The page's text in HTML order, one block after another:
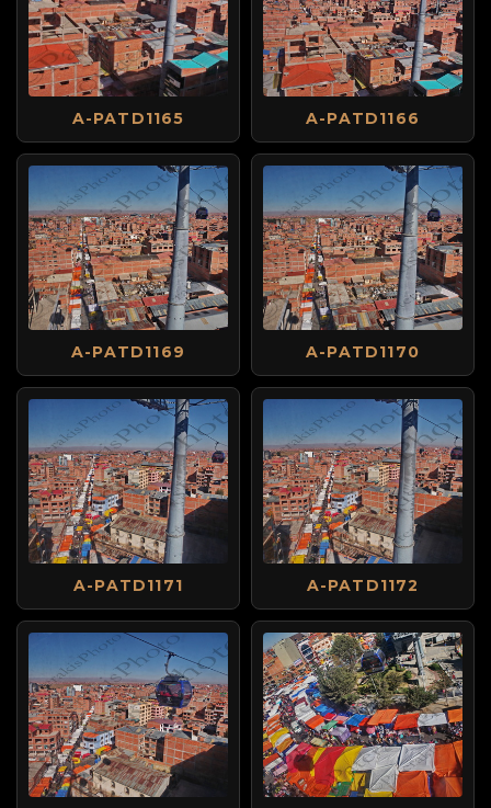
A-PATD1165 A-PATD1166
A-PATD1169 A-PATD1170
A-PATD1171 A-PATD1172